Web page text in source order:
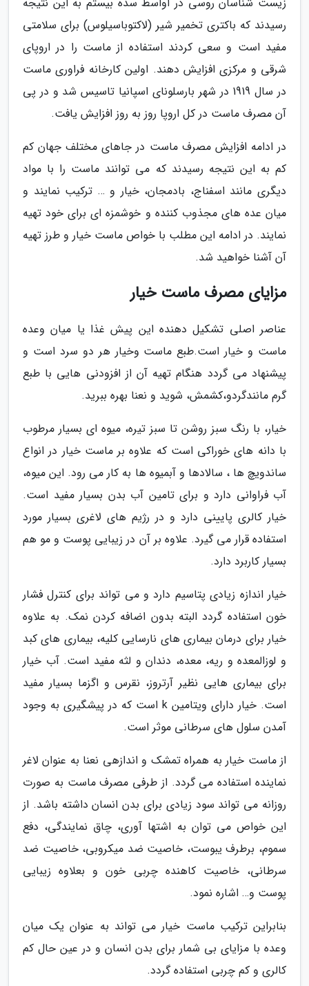
رسیدند که باکتری تخمیر شیر (لاکتوباسیلوس) برای سلامتی
مفید است و سعی کردند استفاده از ماست را در اروپای
شرقی و مرکزی افزایش دهند. اولین کارخانه فراوری ماست
در سال 1919 در شهر بارسلونای اسپانیا تاسیس شد و در پی
آن مصرف ماست در کل اروپا روز به روز افزایش یافت.
در ادامه افزایش مصرف ماست در جاهای مختلف جهان کم
کم به این نتیجه رسیدند که می توانند ماست را با مواد
دیگری مانند اسفناج، بادمجان، خیار و … ترکیب نمایند و
میان عده های مجذوب کننده و خوشمزه ای برای خود تهیه
نمایند. در ادامه این مطلب با خواص ماست خیار و طرز تهیه
آن آشنا خواهید شد.
مزایای مصرف ماست خیار
عناصر اصلی تشکیل دهنده این پیش غذا یا میان وعده
ماست و خیار است.طبع ماست وخیار هر دو سرد است و
پیشنهاد می گردد هنگام تهیه آن از افزودنی هایی با طبع
گرم مانندگردو،کشمش، شوید و نعنا بهره ببرید.
خیار، با رنگ سبز روشن تا سبز تیره، میوه ای بسیار مرطوب
با دانه های خوراکی است که علاوه بر ماست خیار در انواع
ساندویچ ها ، سالادها و آبمیوه ها به کار می رود. این میوه،
آب فراوانی دارد و برای تامین آب بدن بسیار مفید است.
خیار کالری پایینی دارد و در رژیم های لاغری بسیار مورد
استفاده قرار می گیرد. علاوه بر آن در زیبایی پوست و مو هم
بسیار کاربرد دارد.
خیار اندازه زیادی پتاسیم دارد و می تواند برای کنترل فشار
خون استفاده گردد البته بدون اضافه کردن نمک. به علاوه
خیار برای درمان بیماری های نارسایی کلیه، بیماری های کبد
و لوزالمعده و ریه، معده، دندان و لثه مفید است. آب خیار
برای بیماری هایی نظیر آرتروز، نقرس و اگزما بسیار مفید
است. خیار دارای ویتامین k است که در پیشگیری به وجود
آمدن سلول های سرطانی موثر است.
از ماست خیار به همراه تمشک و اندازهی نعنا به عنوان لاغر
نماینده استفاده می گردد. از طرفی مصرف ماست به صورت
روزانه می تواند سود زیادی برای بدن انسان داشته باشد. از
این خواص می توان به اشتها آوری، چاق نمایندگی، دفع
سموم، برطرف یبوست، خاصیت ضد میکروبی، خاصیت ضد
سرطانی، خاصیت کاهنده چربی خون و بعلاوه زیبایی
پوست و… اشاره نمود.
بنابراین ترکیب ماست خیار می تواند به عنوان یک میان
وعده با مزایای بی شمار برای بدن انسان و در عین حال کم
کالری و کم چربی استفاده گردد.